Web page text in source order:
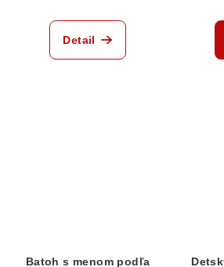
Detail
Batoh s menom podľa